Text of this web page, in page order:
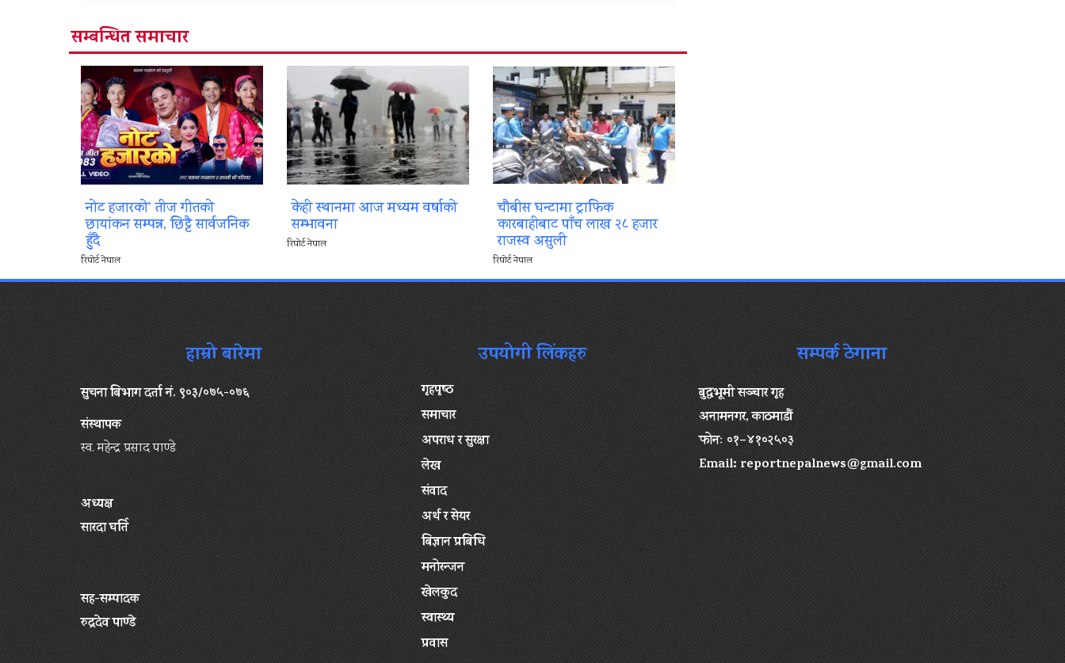
सम्बन्धित समाचार
नोट हजारको’ तीज गीतको
छायांकन सम्पन्न, छिट्टै सार्वजनिक
हुँदै
रिपोर्ट नेपाल
केही स्थानमा आज मध्यम वर्षाको
सम्भावना
रिपोर्ट नेपाल
चौबीस घन्टामा ट्राफिक
कारबाहीबाट पाँच लाख २८ हजार
राजस्व असुली
रिपोर्ट नेपाल
हाम्रो बारेमा
सुचना बिभाग दर्ता नं. ९०३/०७५-०७६
संस्थापक
स्व. महेन्द्र प्रसाद पाण्डे
अध्यक्ष
सारदा घर्ति
सह-सम्पादक
रुद्रदेव पाण्डे
उपयोगी लिंकहरु
गृहपृष्‍ठ
समाचार
अपराध र सुरक्षा
लेख
संवाद
अर्थ र सेयर
बिज्ञान प्रबिधि
मनोरन्जन
खेलकुद
स्वास्थ्य
प्रवास
सम्पर्क ठेगाना
बुद्धभूमी सञ्चार गृह
अनामनगर, काठमाडौं
फोनः ०१–४१०२५०३
Email:reportnepalnews@gmail.com